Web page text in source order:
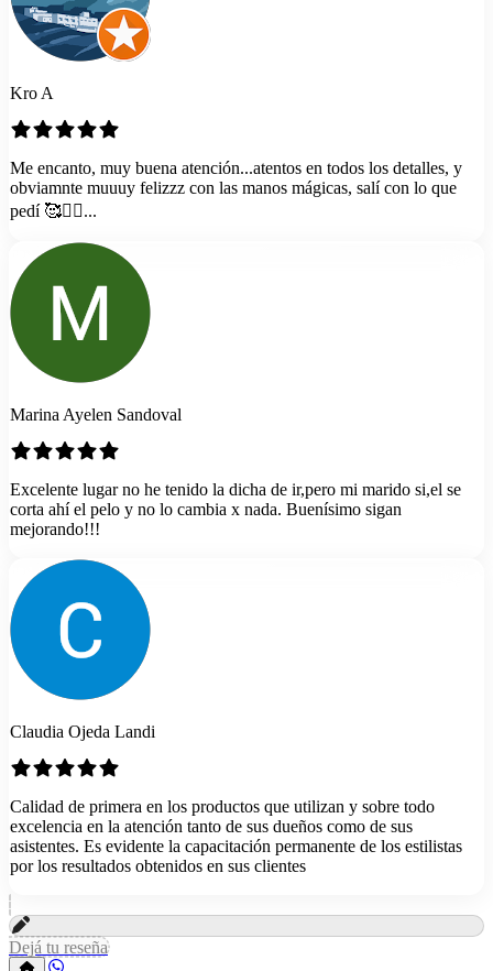
Kro A
Me encanto, muy buena atención...atentos en todos los detalles, y
obviamnte muuuy felizzz con las manos mágicas, salí con lo que
pedí 🥰💇‍♀️...
Marina Ayelen Sandoval
Excelente lugar no he tenido la dicha de ir,pero mi marido si,el se
corta ahí el pelo y no lo cambia x nada. Buenísimo sigan
mejorando!!!
Claudia Ojeda Landi
Calidad de primera en los productos que utilizan y sobre todo
excelencia en la atención tanto de sus dueños como de sus
asistentes. Es evidente la capacitación permanente de los estilistas
por los resultados obtenidos en sus clientes
Dejá tu reseña